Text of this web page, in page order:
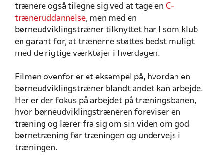
trænere også tilegne sig ved at tage en C-
træneruddannelse, men med en
børneudviklingstræner tilknyttet har I som klub
en garant for, at trænerne støttes bedst muligt
med de rigtige værktøjer i hverdagen.
Filmen ovenfor er et eksempel på, hvordan en
børneudviklingstræner blandt andet kan arbejde.
Her er der fokus på arbejdet på træningsbanen,
hvor børneudviklingstræneren foreviser en
træning og lærer fra sig om sin viden om god
børnetræning før træningen og undervejs i
træningen.